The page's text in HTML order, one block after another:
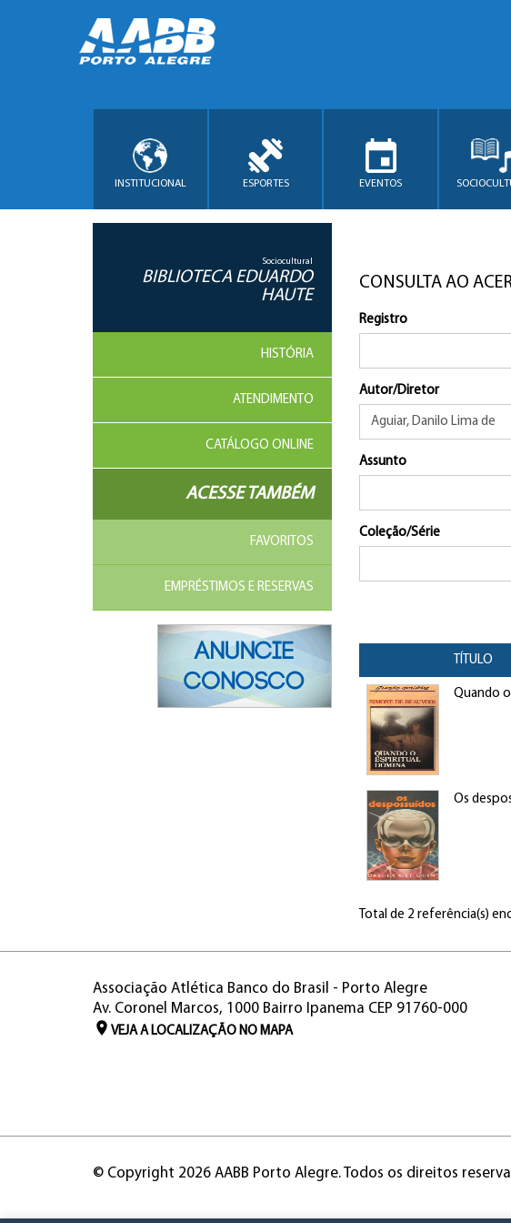
INSTITUCIONAL ESPORTES EVENTOS
Sociocultural
BIBLIOTECA EDUARDO
HAUTE
HISTÓRIA
ATENDIMENTO
CATÁLOGO ONLINE
ACESSE TAMBÉM
FAVORITOS
EMPRÉSTIMOS E RESERVAS
CONSULTA AO
Registro
Autor/Diretor
Assunto
Coleção/Série
TÍTULO
Quando
Os
Total de 2 referência(s)
Associação Atlética Banco do Brasil - Porto Alegre
Av. Coronel Marcos, 1000 Bairro Ipanema CEP 91760-000
VEJA A LOCALIZAÇÃO NO MAPA
© Copyright 2026 AABB Porto Alegre. Todos os direitos